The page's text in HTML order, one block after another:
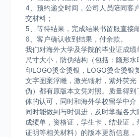
4、预约递交时间，公司人员陪同客
交材料；
5、等待结果，完成结果书留服直接
6、客户确认收到结果，付余款。
我们对海外大学及学院的毕业证成绩
尺寸大小，防伪结构（包括：隐形
印LOGO烫金烫银，LOGO烫金烫银
文字图案浮雕，激光镭射，紫外荧光
伪）都有原版本文凭对照。质量得
体的认可，同时和海外学校留学中介
同时能做到与时俱进，及时掌握各大
成绩单，资格证，学生卡，结业证
证明等相关材料）的版本更新信息，